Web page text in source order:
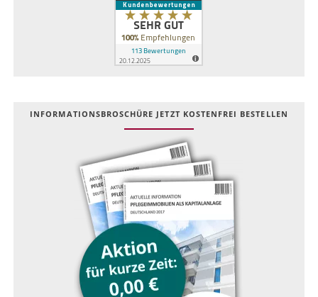
INFOR­MATIONS­BROSCHÜRE JETZT KOSTEN­FREI BESTELLEN